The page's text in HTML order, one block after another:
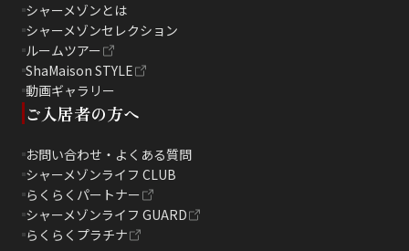
シャーメゾンとは
シャーメゾンセレクション
ルームツアー
ShaMaison STYLE
動画ギャラリー
ご入居者の方へ
お問い合わせ・よくある質問
シャーメゾンライフ CLUB
らくらくパートナー
シャーメゾンライフ GUARD
らくらくプラチナ